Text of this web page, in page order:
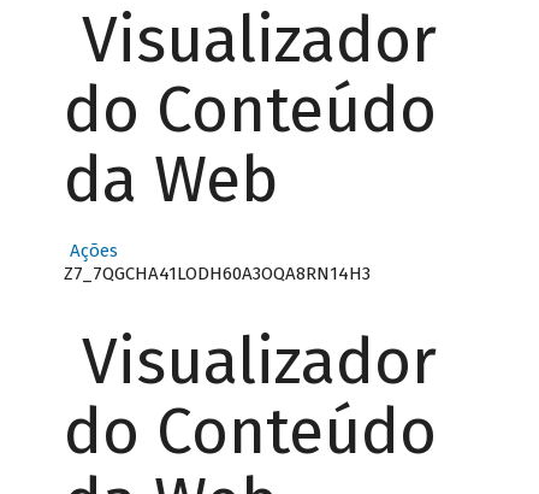
Visualizador
do Conteúdo
da Web
Ações
Z7_7QGCHA41LODH60A3OQA8RN14H3
Visualizador
do Conteúdo